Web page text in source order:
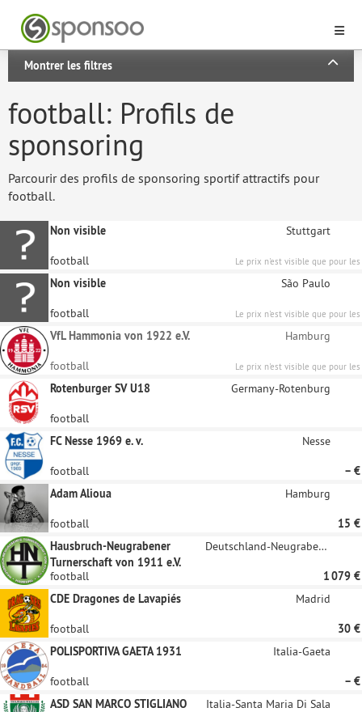
Montrer les filtres
football: Profils de
sponsoring
Parcourir des profils de sponsoring sportif attractifs pour
football.
Non visible Stuttgart
football
Le prix n'est visible que pour les
sponsors enregistrés.
Non visible São Paulo
football
Le prix n'est visible que pour les
sponsors enregistrés.
VfL Hammonia von 1922 e.V. Hamburg
football
Le prix n'est visible que pour les
sponsors enregistrés.
Rotenburger SV U18 Germany-Rotenburg
football
FC Nesse 1969 e. v.
Nesse
football
– €
Adam Alioua
Hamburg
football
15 €
Hausbruch-Neugrabener
Turnerschaft von 1911 e.V.
Deutschland-Neugraben-Fischbek
football
1 079 €
CDE Dragones de Lavapiés
Madrid
football
30 €
POLISPORTIVA GAETA 1931
Italia-Gaeta
football
– €
ASD SAN MARCO STIGLIANO
Italia-Santa Maria Di Sala